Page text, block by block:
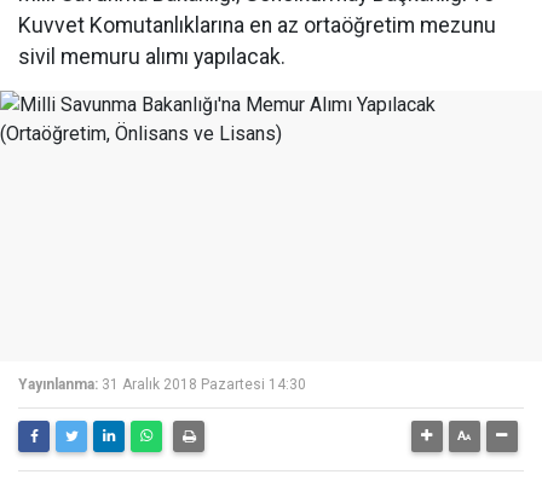
Kuvvet Komutanlıklarına en az ortaöğretim mezunu
sivil memuru alımı yapılacak.
Yayınlanma: 31 Aralık 2018 Pazartesi 14:30